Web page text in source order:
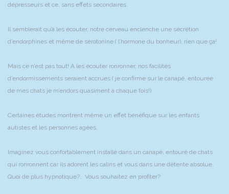
dépresseurs et ce, sans effets secondaires.
Il semblerait qu’à les écouter, notre cerveau enclenche une sécrétion
d’endorphines et même de sérotonine ( l’hormone du bonheur), rien que ça!
Mais ce n’est pas tout! A les écouter ronronner, nos facilités
d’endormissements seraient accrues ( je confirme sur le canapé, entourée
de mes chats je m’endors quasiment à chaque fois!).
Certaines études montrent même un effet bénéfique sur les enfants
autistes et les personnes agées.
Imaginez vous confortablement installé dans un canapé, entouré de chats
qui ronronnent car ils adorent les calins et vous dans une détente absolue.
Quoi de plus hypnotique?… Vous souhaitez en profiter?